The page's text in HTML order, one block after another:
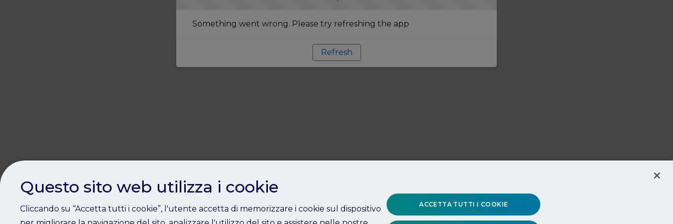
Something went wrong. Please try refreshing the app
Refresh
Questo sito web utilizza i cookie
Cliccando su “Accetta tutti i cookie”, l'utente accetta di memorizzare i cookie sul dispositivo
ACCETTA TUTTI I COOKIE